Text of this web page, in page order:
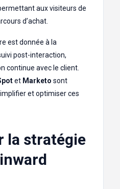
aux visiteurs de
d’achat.
est donnée à la
post-interaction,
continue avec le client.
et Marketo sont
et optimiser ces
la stratégie